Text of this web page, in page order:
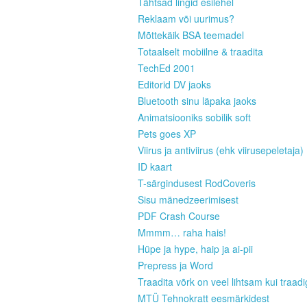
Reklaam või uurimus?
Mõttekäik BSA teemadel
Totaalselt mobiilne & traadita
TechEd 2001
Editorid DV jaoks
Bluetooth sinu läpaka jaoks
Animatsiooniks sobilik soft
Pets goes XP
Viirus ja antiviirus (ehk viirusepeletaja)
ID kaart
T-särgindusest RodCoveris
Sisu mänedzeerimisest
PDF Crash Course
Mmmm… raha hais!
Hüpe ja hype, haip ja ai-pii
Prepress ja Word
Traadita võrk on veel lihtsam kui
MTÜ Tehnokratt eesmärkidest